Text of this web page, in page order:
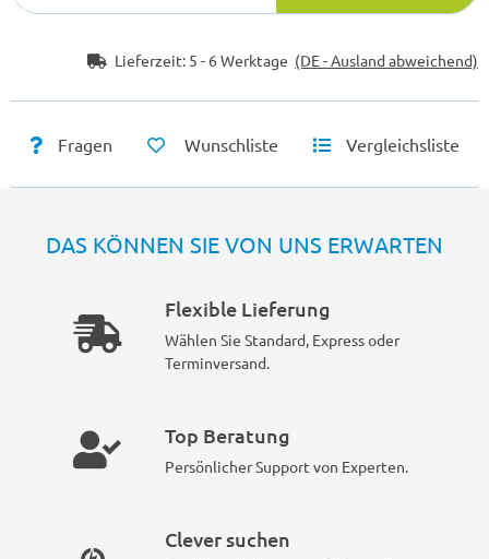
Lieferzeit: 5 - 6 Werktage (DE - Ausland abweichend)
Fragen Wunschliste Vergleichsliste
DAS KÖNNEN SIE VON UNS ERWARTEN
Flexible Lieferung
Wählen Sie Standard, Express oder
Terminversand.
Top Beratung
Persönlicher Support von Experten.
Clever suchen